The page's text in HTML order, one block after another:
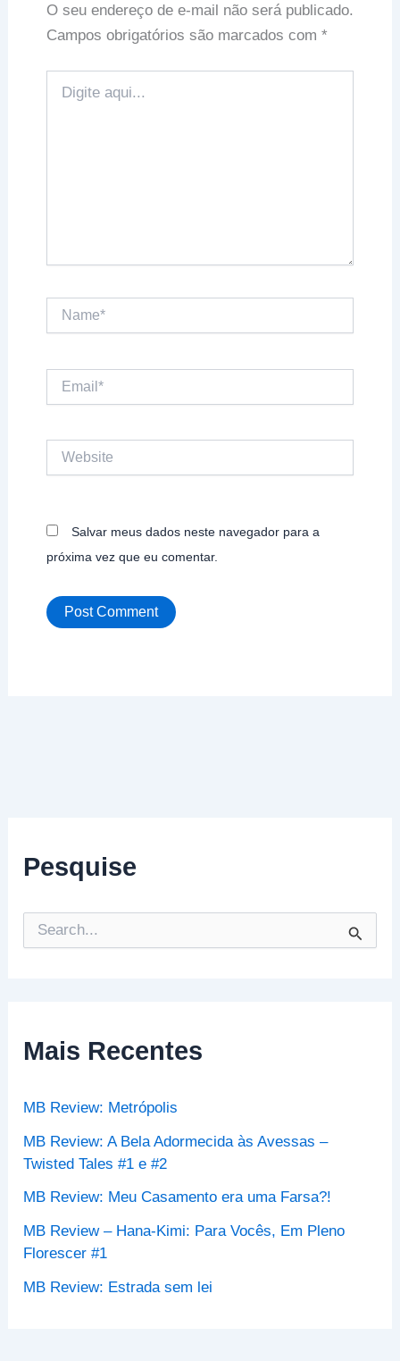
Pesquise
e
s
a
o
:
Mais Recentes
MB Review: Metrópolis
MB Review: A Bela Adormecida às Avessas –
Twisted Tales #1 e #2
MB Review: Meu Casamento era uma Farsa?!
MB Review – Hana-Kimi: Para Vocês, Em Pleno
Florescer #1
MB Review: Estrada sem lei
O seu endereço de e-mail não será publicado.
Campos obrigatórios são marcados com *
aqui...
Website
Salvar meus dados neste navegador para a
próxima vez que eu comentar.